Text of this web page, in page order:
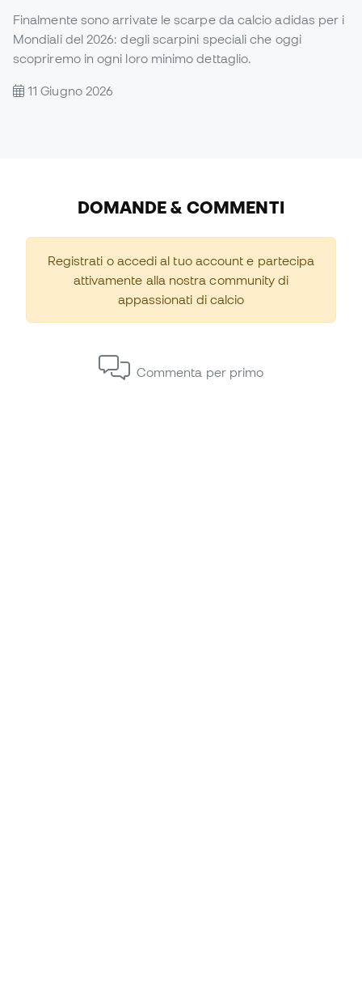
Finalmente sono arrivate le scarpe da calcio adidas per i
Mondiali del 2026: degli scarpini speciali che oggi
scopriremo in ogni loro minimo dettaglio.
11 Giugno 2026
DOMANDE & COMMENTI
Registrati o accedi al tuo account e partecipa
attivamente alla nostra community di
appassionati di calcio
Commenta per primo